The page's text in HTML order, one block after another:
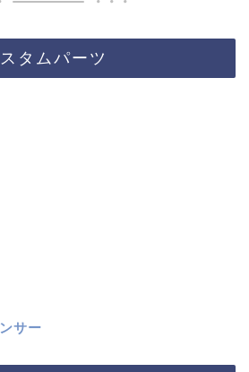
タムパーツ
サー